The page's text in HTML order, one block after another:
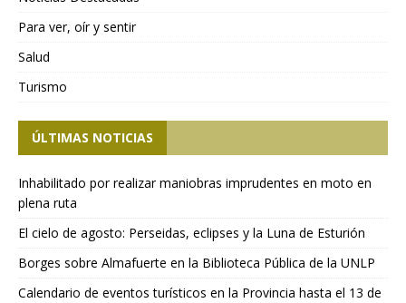
Para ver, oír y sentir
Salud
Turismo
ÚLTIMAS NOTICIAS
Inhabilitado por realizar maniobras imprudentes en moto en
plena ruta
El cielo de agosto: Perseidas, eclipses y la Luna de Esturión
Borges sobre Almafuerte en la Biblioteca Pública de la UNLP
Calendario de eventos turísticos en la Provincia hasta el 13 de